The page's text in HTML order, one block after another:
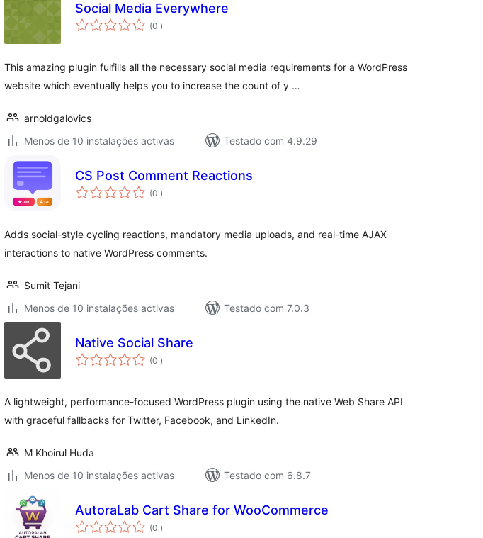
Social Media Everywhere
(0 classificações
)
This amazing plugin fulfills all the necessary social media requirements for a WordPress
website which eventually helps you to increase the count of y …
arnoldgalovics
Menos de 10 instalações activas
Testado com 4.9.29
CS Post Comment Reactions
(0 classificações
)
Adds social-style cycling reactions, mandatory media uploads, and real-time AJAX
interactions to native WordPress comments.
Sumit Tejani
Menos de 10 instalações activas
Testado com 7.0.3
Native Social Share
(0 classificações
)
A lightweight, performance-focused WordPress plugin using the native Web Share API
with graceful fallbacks for Twitter, Facebook, and LinkedIn.
M Khoirul Huda
Menos de 10 instalações activas
Testado com 6.8.7
AutoraLab Cart Share for WooCommerce
(0 classificações
)